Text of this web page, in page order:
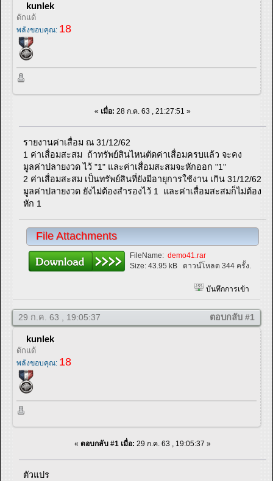
kunlek
ดักแด้
พลังขอบคุณ: 18
« เมื่อ: 28 ก.ค. 63 , 21:27:51 »
รายงานค่าเสื่อม ณ 31/12/62
1 ค่าเสื่อมสะสม ถ้าทรัพย์สินไหนตัดค่าเสื่อมครบแล้ว จะคง
มูลค่าปลายงวด ไว้ "1" และค่าเสื่อมสะสมจะหักออก "1"
2 ค่าเสื่อมสะสม เป็นทรัพย์สินที่ยังมีอายุการใช้งาน เกิน 31/12/62
มูลค่าปลายงวด ยังไม่ต้องสำรองไว้ 1 และค่าเสื่อมสะสมก็ไม่ต้อง
หัก 1
File Attachments
FileName:demo41.rar
Size:43.95 kB ดาวน์โหลด 344 ครั้ง.
บันทึกการเข้า
29 ก.ค. 63 , 19:05:37 ตอบกลับ #1
kunlek
ดักแด้
พลังขอบคุณ: 18
« ตอบกลับ #1 เมื่อ: 29 ก.ค. 63 , 19:05:37 »
ตัวแปร